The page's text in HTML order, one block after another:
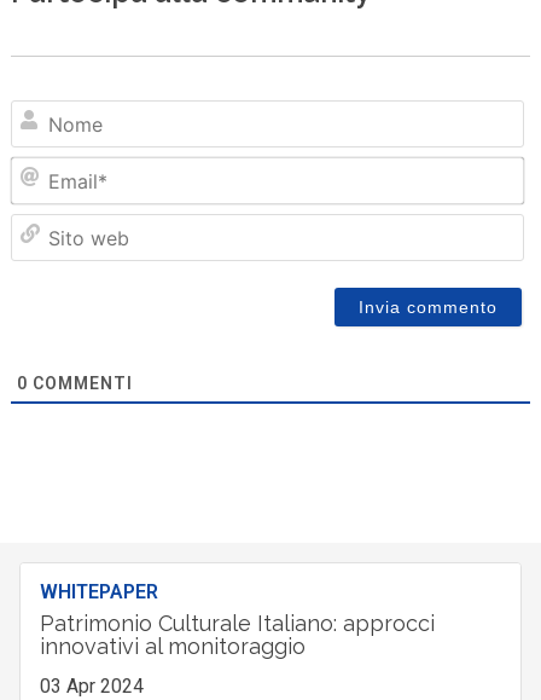
0 COMMENTI
WHITEPAPER
Patrimonio Culturale Italiano: approcci
innovativi al monitoraggio
03 Apr 2024